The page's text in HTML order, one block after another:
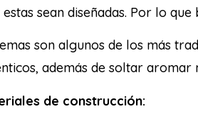
estas sean diseñadas. Por lo
son algunos de los más
además de soltar aromar
de construcción: